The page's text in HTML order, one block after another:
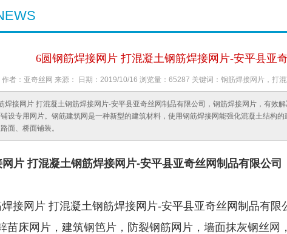
6圆钢筋焊接网片 打混凝土钢筋焊接网片-安平县亚
作者：亚奇丝网 来源： 日期：2019/10/16 浏览量：65287 关键词：钢筋焊接网片，打
焊接网片 打混凝土钢筋焊接网片-安平县亚奇丝网制品有限公司，钢筋焊接网片，有效
设专用网片。钢筋建筑网是一种新型的建筑材料，使用钢筋焊接网能强化混凝土结构
面、桥面铺装。
片 打混凝土钢筋焊接网片-安平县亚奇丝网制品有限公司
网片 打混凝土钢筋焊接网片-安平县亚奇丝网制品有限
苗床网片，建筑钢笆片，防裂钢筋网片，墙面抹灰钢丝